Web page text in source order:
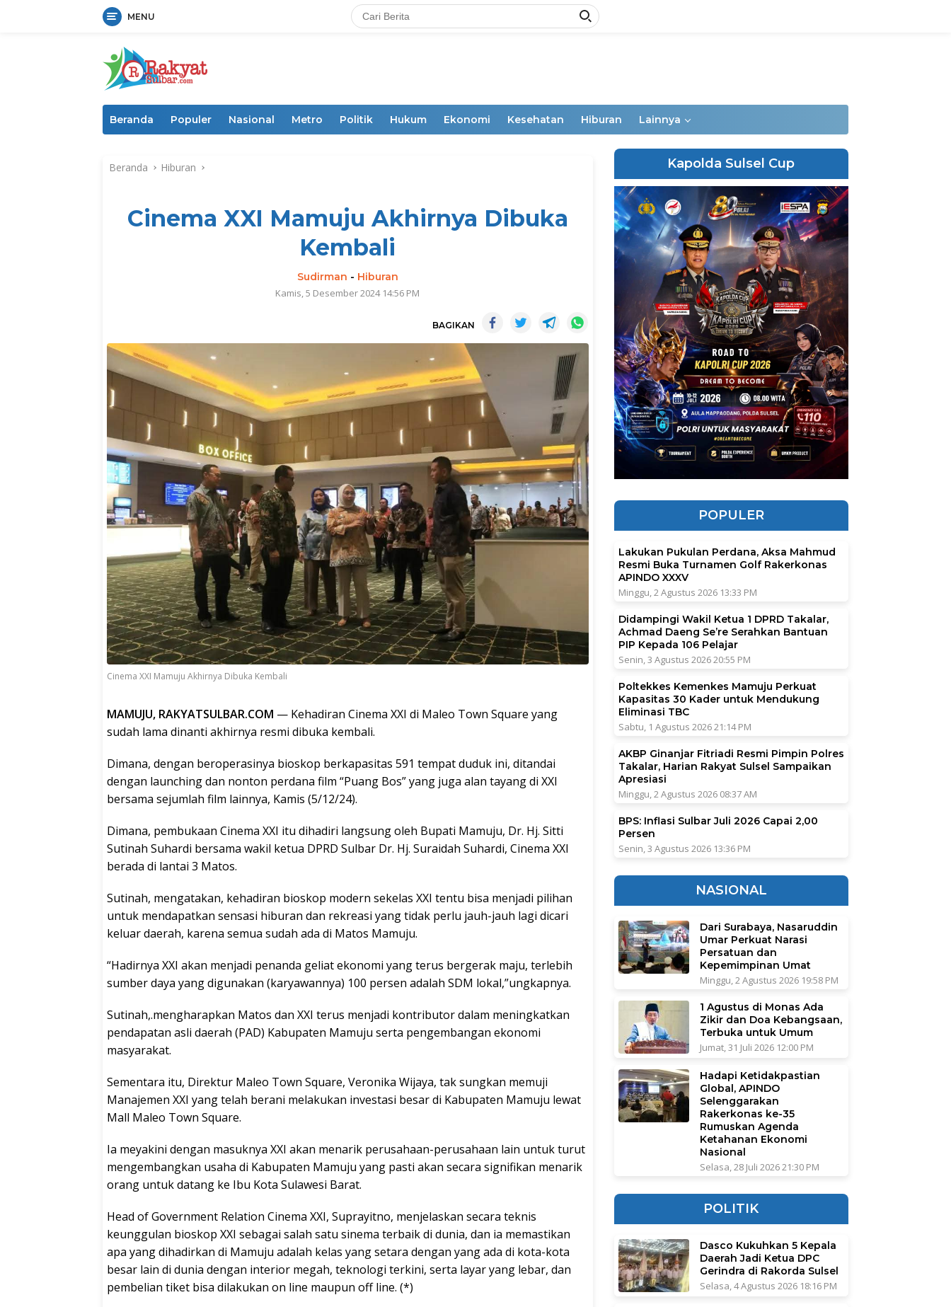
MENU
Beranda Populer Nasional Metro Politik Hukum Ekonomi Kesehatan Hiburan Lainnya
Beranda Hiburan
Cinema XXI Mamuju Akhirnya Dibuka
Kembali
Sudirman - Hiburan
Kamis, 5 Desember 2024 14:56 PM
BAGIKAN
Cinema XXI Mamuju Akhirnya Dibuka Kembali
MAMUJU, RAKYATSULBAR.COM — Kehadiran Cinema XXI di Maleo Town Square yang
sudah lama dinanti akhirnya resmi dibuka kembali.
Dimana, dengan beroperasinya bioskop berkapasitas 591 tempat duduk ini, ditandai
dengan launching dan nonton perdana film “Puang Bos” yang juga alan tayang di XXI
bersama sejumlah film lainnya, Kamis (5/12/24).
Dimana, pembukaan Cinema XXI itu dihadiri langsung oleh Bupati Mamuju, Dr. Hj. Sitti
Sutinah Suhardi bersama wakil ketua DPRD Sulbar Dr. Hj. Suraidah Suhardi, Cinema XXI
berada di lantai 3 Matos.
Sutinah, mengatakan, kehadiran bioskop modern sekelas XXI tentu bisa menjadi pilihan
untuk mendapatkan sensasi hiburan dan rekreasi yang tidak perlu jauh-jauh lagi dicari
keluar daerah, karena semua sudah ada di Matos Mamuju.
“Hadirnya XXI akan menjadi penanda geliat ekonomi yang terus bergerak maju, terlebih
sumber daya yang digunakan (karyawannya) 100 persen adalah SDM lokal,”ungkapnya.
Sutinah,.mengharapkan Matos dan XXI terus menjadi kontributor dalam meningkatkan
pendapatan asli daerah (PAD) Kabupaten Mamuju serta pengembangan ekonomi
masyarakat.
Sementara itu, Direktur Maleo Town Square, Veronika Wijaya, tak sungkan memuji
Manajemen XXI yang telah berani melakukan investasi besar di Kabupaten Mamuju lewat
Mall Maleo Town Square.
Ia meyakini dengan masuknya XXI akan menarik perusahaan-perusahaan lain untuk turut
mengembangkan usaha di Kabupaten Mamuju yang pasti akan secara signifikan menarik
orang untuk datang ke Ibu Kota Sulawesi Barat.
Head of Government Relation Cinema XXI, Suprayitno, menjelaskan secara teknis
keunggulan bioskop XXI sebagai salah satu sinema terbaik di dunia, dan ia memastikan
apa yang dihadirkan di Mamuju adalah kelas yang setara dengan yang ada di kota-kota
besar lain di dunia dengan interior megah, teknologi terkini, serta layar yang lebar, dan
pembelian tiket bisa dilakukan on line maupun off line. (*)
Kapolda Sulsel Cup
POPULER
Lakukan Pukulan Perdana, Aksa Mahmud
Resmi Buka Turnamen Golf Rakerkonas
APINDO XXXV
Minggu, 2 Agustus 2026 13:33 PM
Didampingi Wakil Ketua 1 DPRD Takalar,
Achmad Daeng Se’re Serahkan Bantuan
PIP Kepada 106 Pelajar
Senin, 3 Agustus 2026 20:55 PM
Poltekkes Kemenkes Mamuju Perkuat
Kapasitas 30 Kader untuk Mendukung
Eliminasi TBC
Sabtu, 1 Agustus 2026 21:14 PM
AKBP Ginanjar Fitriadi Resmi Pimpin Polres
Takalar, Harian Rakyat Sulsel Sampaikan
Apresiasi
Minggu, 2 Agustus 2026 08:37 AM
BPS: Inflasi Sulbar Juli 2026 Capai 2,00
Persen
Senin, 3 Agustus 2026 13:36 PM
NASIONAL
Dari Surabaya, Nasaruddin
Umar Perkuat Narasi
Persatuan dan
Kepemimpinan Umat
Minggu, 2 Agustus 2026 19:58 PM
1 Agustus di Monas Ada
Zikir dan Doa Kebangsaan,
Terbuka untuk Umum
Jumat, 31 Juli 2026 12:00 PM
Hadapi Ketidakpastian
Global, APINDO
Selenggarakan
Rakerkonas ke-35
Rumuskan Agenda
Ketahanan Ekonomi
Nasional
Selasa, 28 Juli 2026 21:30 PM
POLITIK
Dasco Kukuhkan 5 Kepala
Daerah Jadi Ketua DPC
Gerindra di Rakorda Sulsel
Selasa, 4 Agustus 2026 18:16 PM